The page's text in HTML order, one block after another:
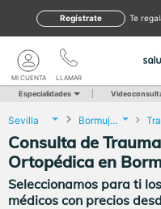
te
Regístrate
LLAMAR
MI CUENTA
Especialidades
Sevilla Bormujos
Consulta de
Ortopédica en
Seleccionamos para ti
médicos con precios